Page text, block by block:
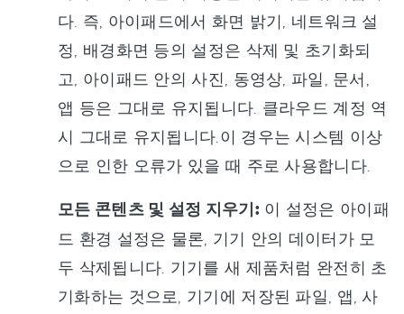
다. 즉, 아이패드에서 화면 밝기, 네트워크 설
정, 배경화면 등의 설정은 삭제 및 초기화되
고, 아이패드 안의 사진, 동영상, 파일, 문서,
앱 등은 그대로 유지됩니다. 클라우드 계정 역
시 그대로 유지됩니다.이 경우는 시스템 이상
으로 인한 오류가 있을 때 주로 사용합니다.
모든 콘텐츠 및 설정 지우기: 이 설정은 아이패
드 환경 설정은 물론, 기기 안의 데이터가 모
두 삭제됩니다. 기기를 새 제품처럼 완전히 초
기화하는 것으로, 기기에 저장된 파일, 앱, 사